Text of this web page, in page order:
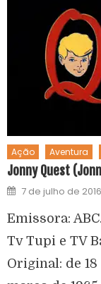
Ação Aventura
Jonny Quest
7 de julho de 2016
Emissora:
Tv Tupi e TV
Original: de 18